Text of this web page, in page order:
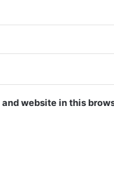
website in this